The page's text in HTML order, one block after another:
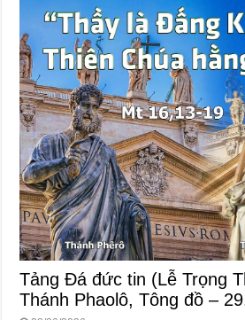
Tảng Đá đức tin (Lễ Trọng
Thánh Phaolô, Tông đồ –